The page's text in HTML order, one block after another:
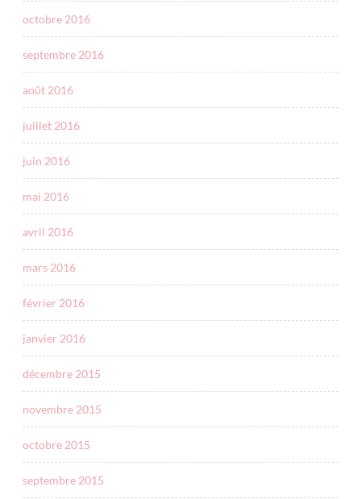
octobre 2016
septembre 2016
août 2016
juillet 2016
juin 2016
mai 2016
avril 2016
mars 2016
février 2016
janvier 2016
décembre 2015
novembre 2015
octobre 2015
septembre 2015